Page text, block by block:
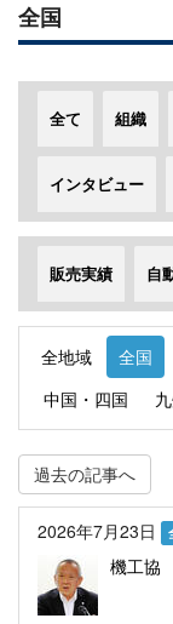
全国
全て 組織
インタビュー
販売実績 自
全地域 全国
中国・四国
過去の記事へ
2026年7月23日
機工協